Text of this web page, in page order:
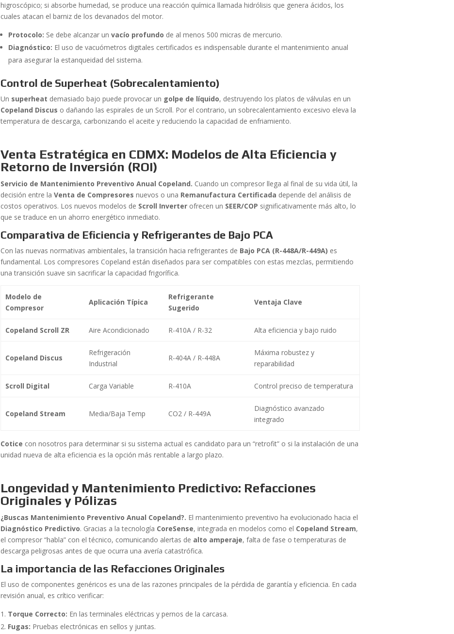
higroscópico; si absorbe humedad, se produce una reacción química llamada hidrólisis que genera ácidos, los
cuales atacan el barniz de los devanados del motor.
Protocolo: Se debe alcanzar unvacío profundo de al menos 500 micras de mercurio.
Diagnóstico: El uso de vacuómetros digitales certificados es indispensable durante el mantenimiento anual
para asegurar la estanqueidad del sistema.
Control de Superheat (Sobrecalentamiento)
Un superheat demasiado bajo puede provocar un golpe de líquido, destruyendo los platos de válvulas en un
Copeland Discus o dañando las espirales de un Scroll. Por el contrario, un sobrecalentamiento excesivo eleva la
temperatura de descarga, carbonizando el aceite y reduciendo la capacidad de enfriamiento.
Venta Estratégica en CDMX: Modelos de Alta Eficiencia y
Retorno de Inversión (ROI)
Servicio de Mantenimiento Preventivo Anual Copeland. Cuando un compresor llega al final de su vida útil, la
decisión entre laVenta de Compresores nuevos o una Remanufactura Certificada depende del análisis de
costos operativos. Los nuevos modelos de Scroll Inverter ofrecen un SEER/COP significativamente más alto, lo
que se traduce en un ahorro energético inmediato.
Comparativa de Eficiencia y Refrigerantes de Bajo PCA
Con las nuevas normativas ambientales, la transición hacia refrigerantes de Bajo PCA (R-448A/R-449A) es
fundamental. Los compresores Copeland están diseñados para ser compatibles con estas mezclas, permitiendo
una transición suave sin sacrificar la capacidad frigorífica.
Modelo de
Compresor
Aplicación Típica
Refrigerante
Sugerido
Ventaja Clave
Copeland Scroll ZR Aire Acondicionado R-410A / R-32 Alta eficiencia y bajo ruido
Copeland Discus
Refrigeración
Industrial
R-404A / R-448A
Máxima robustez y
reparabilidad
Scroll Digital Carga Variable R-410A Control preciso de temperatura
Copeland Stream Media/Baja Temp CO2 / R-449A
Diagnóstico avanzado
integrado
Cotice con nosotros para determinar si su sistema actual es candidato para un “retrofit” o si la instalación de una
unidad nueva de alta eficiencia es la opción más rentable a largo plazo.
Longevidad y Mantenimiento Predictivo: Refacciones
Originales y Pólizas
¿Buscas Mantenimiento Preventivo Anual Copeland?. El mantenimiento preventivo ha evolucionado hacia el
Diagnóstico Predictivo. Gracias a la tecnología CoreSense, integrada en modelos como el Copeland Stream,
el compresor “habla” con el técnico, comunicando alertas de alto amperaje, falta de fase o temperaturas de
descarga peligrosas antes de que ocurra una avería catastrófica.
La importancia de las Refacciones Originales
El uso de componentes genéricos es una de las razones principales de la pérdida de garantía y eficiencia. En cada
revisión anual, es crítico verificar:
Torque Correcto: En las terminales eléctricas y pernos de la carcasa.
Fugas: Pruebas electrónicas en sellos y juntas.